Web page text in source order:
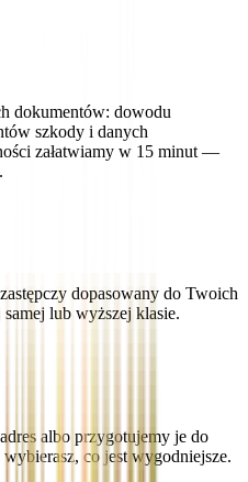
dokumentów: dowodu
szkody i danych
załatwiamy w 15 minut —
dopasowany do Twoich
lub wyższej klasie.
albo przygotujemy je do
co jest wygodniejsze.